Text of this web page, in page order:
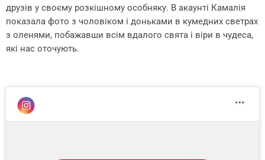
друзів у своєму розкішному особняку. В акаунті Камалія
показала фото з чоловіком і доньками в кумедних светрах
з оленями, побажавши всім вдалого свята і віри в чудеса,
які нас оточують.